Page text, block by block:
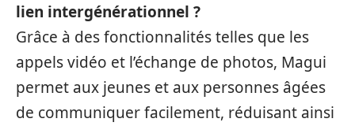
lien intergénérationnel ?
Grâce à des fonctionnalités telles que les
appels vidéo et l’échange de photos, Magui
permet aux jeunes et aux personnes âgées
de communiquer facilement, réduisant ainsi